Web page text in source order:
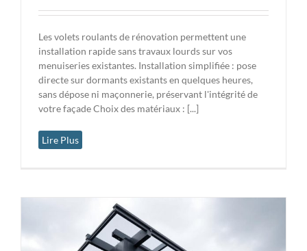
Les volets roulants de rénovation permettent une
installation rapide sans travaux lourds sur vos
menuiseries existantes. Installation simplifiée : pose
directe sur dormants existants en quelques heures,
sans dépose ni maçonnerie, préservant l'intégrité de
votre façade Choix des matériaux : [...]
Lire Plus